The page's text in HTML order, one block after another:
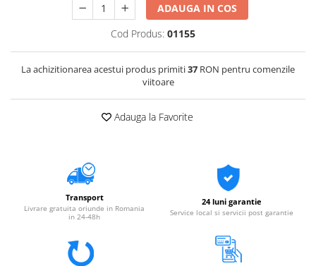
ADAUGA IN COS
Cod Produs: 01155
La achizitionarea acestui produs primiti37 RON pentru comenzile
viitoare
Adauga la Favorite
Transport
Livrare gratuita oriunde in Romania
in 24-48h
24 luni garantie
Service local si servicii post garantie